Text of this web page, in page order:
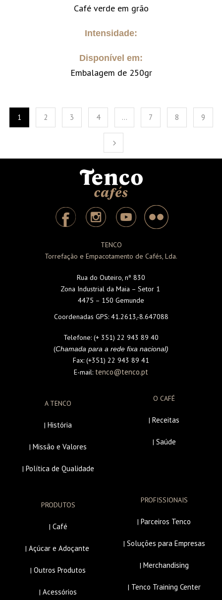
Café verde em grão
Intensidade:
Disponível em:
Embalagem de 250gr
1 2 3 4 … 7 8 9
TENCO
Torrefação e Empacotamento de Cafés, Lda.
Rua do Outeiro, nº 830
Zona Industrial da Maia – Setor 1
4475 – 150 Gemunde
Coordenadas GPS:41.2613,-8.647088
Telefone: (+ 351) 22 943 89 40
(Chamada para a rede fixa nacional)
Fax: (+351) 22 943 89 41
E-mail: tenco@tenco.pt
A TENCO
| História
| Missão e Valores
| Política de Qualidade
O CAFÉ
| Receitas
| Saúde
PRODUTOS
| Café
| Açúcar e Adoçante
| Outros Produtos
| Acessórios
PROFISSIONAIS
| Parceiros Tenco
| Soluções para Empresas
| Merchandising
| Tenco Training Center